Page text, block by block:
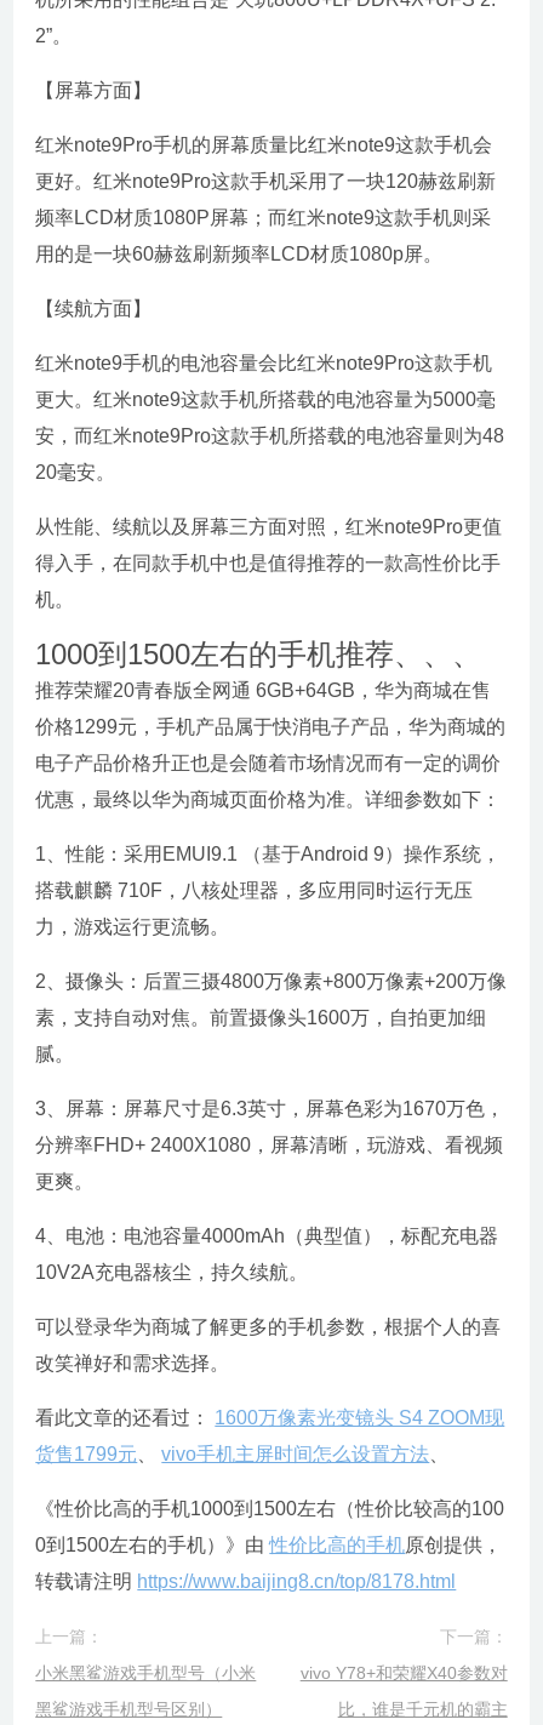
2”。
【屏幕方面】
红米note9Pro手机的屏幕质量比红米note9这款手机会
更好。红米note9Pro这款手机采用了一块120赫兹刷新
频率LCD材质1080P屏幕；而红米note9这款手机则采
用的是一块60赫兹刷新频率LCD材质1080p屏。
【续航方面】
红米note9手机的电池容量会比红米note9Pro这款手机
更大。红米note9这款手机所搭载的电池容量为5000毫
安，而红米note9Pro这款手机所搭载的电池容量则为48
20毫安。
从性能、续航以及屏幕三方面对照，红米note9Pro更值
得入手，在同款手机中也是值得推荐的一款高性价比手
机。
1000到1500左右的手机推荐、、、
推荐荣耀20青春版全网通 6GB+64GB，华为商城在售
价格1299元，手机产品属于快消电子产品，华为商城的
电子产品价格升正也是会随着市场情况而有一定的调价
优惠，最终以华为商城页面价格为准。详细参数如下：
1、性能：采用EMUI9.1 （基于Android 9）操作系统，
搭载麒麟 710F，八核处理器，多应用同时运行无压
力，游戏运行更流畅。
2、摄像头：后置三摄4800万像素+800万像素+200万像
素，支持自动对焦。前置摄像头1600万，自拍更加细
腻。
3、屏幕：屏幕尺寸是6.3英寸，屏幕色彩为1670万色，
分辨率FHD+ 2400X1080，屏幕清晰，玩游戏、看视频
更爽。
4、电池：电池容量4000mAh（典型值），标配充电器
10V2A充电器核尘，持久续航。
可以登录华为商城了解更多的手机参数，根据个人的喜
改笑禅好和需求选择。
看此文章的还看过： 1600万像素光变镜头 S4 ZOOM现
货售1799元 、vivo手机主屏时间怎么设置方法
《性价比高的手机1000到1500左右（性价比较高的100
0到1500左右的手机）》由性价比高的手机原创提供，
转载请注明 https://www.baijing8.cn/top/8178.html
上一篇：
小米黑鲨游戏手机型号（小米
黑鲨游戏手机型号区别）
下一篇：
vivo Y78+和荣耀X40参数对
比，谁是千元机的霸主